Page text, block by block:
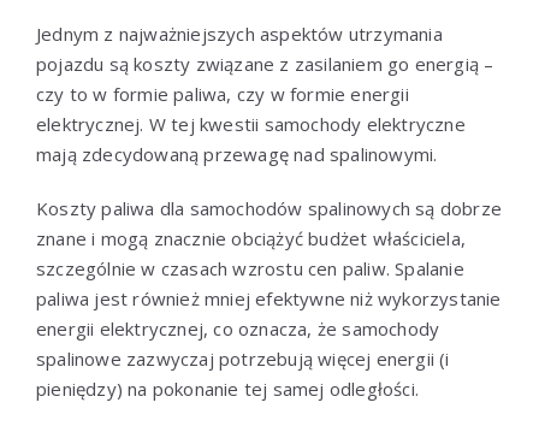
Jednym z najważniejszych aspektów utrzymania
pojazdu są koszty związane z zasilaniem go energią –
czy to w formie paliwa, czy w formie energii
elektrycznej. W tej kwestii samochody elektryczne
mają zdecydowaną przewagę nad spalinowymi.
Koszty paliwa dla samochodów spalinowych są dobrze
znane i mogą znacznie obciążyć budżet właściciela,
szczególnie w czasach wzrostu cen paliw. Spalanie
paliwa jest również mniej efektywne niż wykorzystanie
energii elektrycznej, co oznacza, że samochody
spalinowe zazwyczaj potrzebują więcej energii (i
pieniędzy) na pokonanie tej samej odległości.